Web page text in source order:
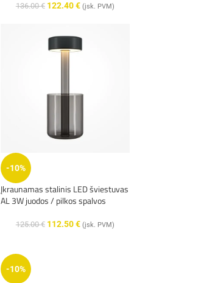
136.00€ 122.40€ (įsk. PVM)
-10%
Įkraunamas stalinis LED šviestuvas
AL 3W juodos / pilkos spalvos
125.00€ 112.50€ (įsk. PVM)
-10%